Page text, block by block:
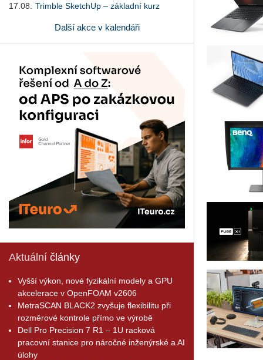
17.08.
Trimble SketchUp – základní kurz
Další akce v kalendáři
Aktuální články
Vyšší výkon, nové fyzikální modely a GPU
akcelerace v OpenFOAM v2606
MetraSCAN BLACK2 zvyšuje flexibilitu při
rozměrové kontrole přímo ve výrobě
Dell Pro Precision 7 R1 – 1U racková
pracovní stanice pro náročné inženýrské a AI
úlohy